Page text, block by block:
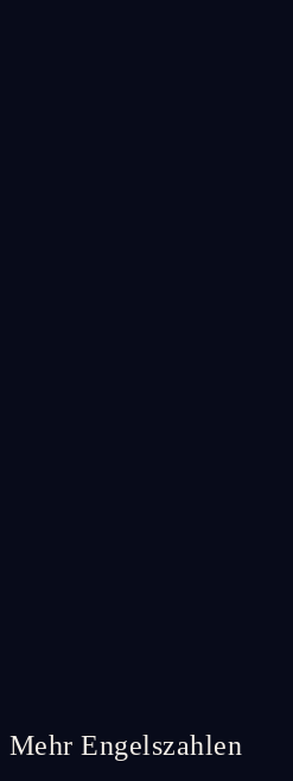
Mehr Engelszahlen